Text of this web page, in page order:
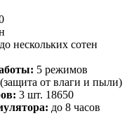
до нескольких сотен
5 режимов
от влаги и пыли)
3 шт. 18650
до 8 часов